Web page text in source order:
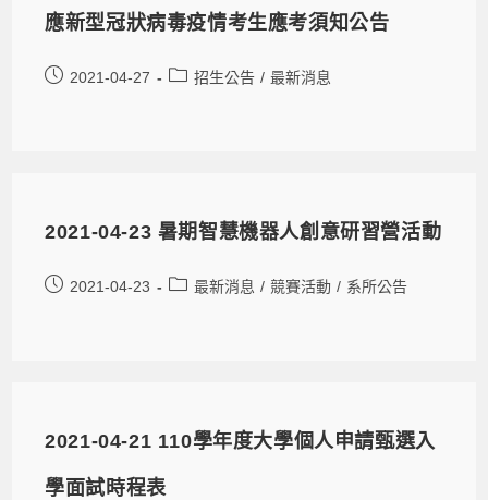
應新型冠狀病毒疫情考生應考須知公告
2021-04-27 招生公告 / 最新消息
2021-04-23 暑期智慧機器人創意研習營活動
2021-04-23 最新消息 / 競賽活動 / 系所公告
2021-04-21 110學年度大學個人申請甄選入
學面試時程表